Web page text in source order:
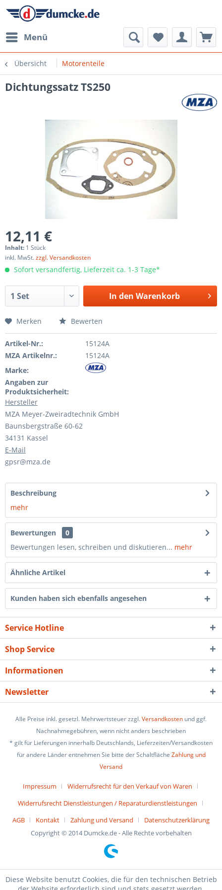
Menü
Übersicht Motorenteile
Dichtungssatz TS250
12,11 €
Inhalt: 1 Stück
inkl. MwSt.zzgl. Versandkosten
Sofort versandfertig, Lieferzeit ca. 1-3 Tage*
In den Warenkorb
Merken Bewerten
Artikel-Nr.:
15124A
MZA Artikelnr.:
15124A
Marke:
Angaben zur
Produktsicherheit:
Hersteller
MZA Meyer-Zweiradtechnik GmbH
Baunsbergstraße 60-62
34131 Kassel
E-Mail
gpsr@mza.de
Beschreibung
mehr
Bewertungen
0
Bewertungen lesen, schreiben und diskutieren... mehr
Ähnliche Artikel
Kunden haben sich ebenfalls angesehen
Service Hotline
Shop Service
Informationen
Newsletter
Alle Preise inkl. gesetzl. Mehrwertsteuer zzgl.Versandkosten und ggf.
Nachnahmegebühren, wenn nicht anders beschrieben
* gilt für Lieferungen innerhalb Deutschlands, Lieferzeiten/Versandkosten
für andere Länder entnehmen Sie bitte der Schaltfläche Zahlung und
Versand
Impressum
Widerrufsrecht für den Verkauf von Waren
Widerrufsrecht Dienstleistungen / Reparaturdienstleistungen
AGB
Kontakt Zahlung und Versand
Datenschutzerklärung
Copyright © 2014 Dumcke.de - Alle Rechte vorbehalten
Diese Website benutzt Cookies, die für den technischen Betrieb